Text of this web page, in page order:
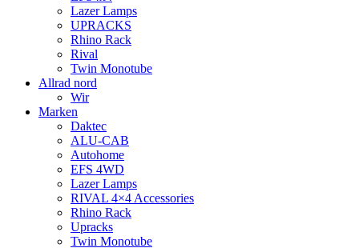
Lazer Lamps
UPRACKS
Rhino Rack
Rival
Twin Monotube
Allrad nord
Wir
Marken
Daktec
ALU-CAB
Autohome
EFS 4WD
Lazer Lamps
RIVAL 4×4 Accessories
Rhino Rack
Upracks
Twin Monotube